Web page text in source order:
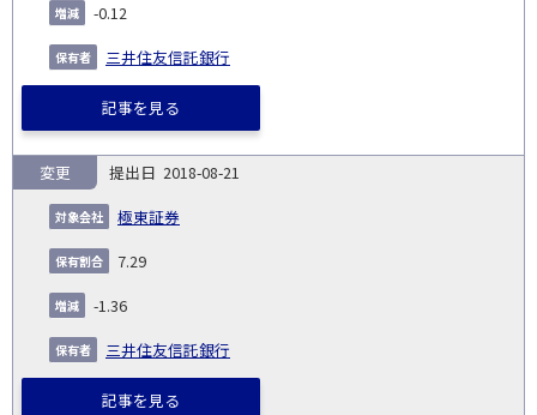
-0.12
三井住友信託銀行
記事を見る
2018-08-21
極東証券
変更
7.29
-1.36
三井住友信託銀行
記事を見る